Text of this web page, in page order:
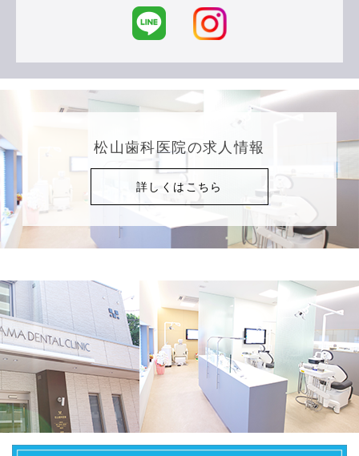
松山歯科医院の求人情報
詳しくはこちら